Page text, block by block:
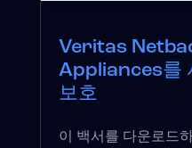
Veritas
Appliances를
보호
이 백서를 다운로드